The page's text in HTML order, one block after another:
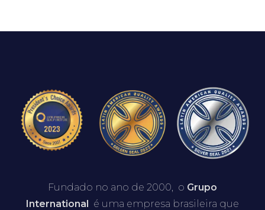
Fundado no ano de 2000, o Grupo
International é uma empresa brasileira que